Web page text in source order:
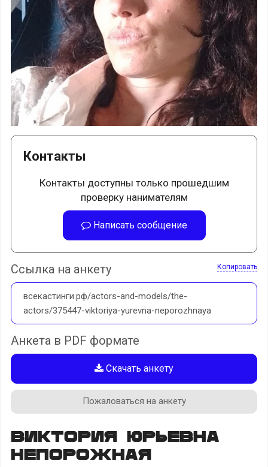
Контакты
Контакты доступны только прошедшим
проверку нанимателям
Написать сообщение
Ссылка на анкету Копировать
всекастинги.рф/actors-and-models/the-
actors/375447-viktoriya-yurevna-neporozhnaya
Анкета в PDF формате
Скачать анкету
Пожаловаться на анкету
Виктория Юрьевна
Непорожная